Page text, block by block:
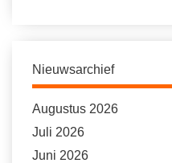
Nieuwsarchief
Augustus 2026
Juli 2026
Juni 2026